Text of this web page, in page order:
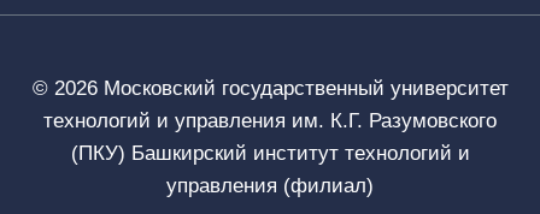
© 2026 Московский государственный университет
технологий и управления им. К.Г. Разумовского
(ПКУ) Башкирский институт технологий и
управления (филиал)